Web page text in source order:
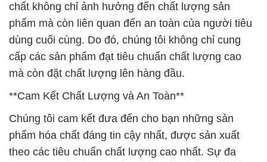
chất không chỉ ảnh hưởng đến chất lượng sản
phẩm mà còn liên quan đến an toàn của người tiêu
dùng cuối cùng. Do đó, chúng tôi không chỉ cung
cấp các sản phẩm đạt tiêu chuẩn chất lượng cao
mà còn đặt chất lượng lên hàng đầu.
**Cam Kết Chất Lượng và An Toàn**
Chúng tôi cam kết đưa đến cho bạn những sản
phẩm hóa chất đáng tin cậy nhất, được sản xuất
theo các tiêu chuẩn chất lượng cao nhất. Sự đa